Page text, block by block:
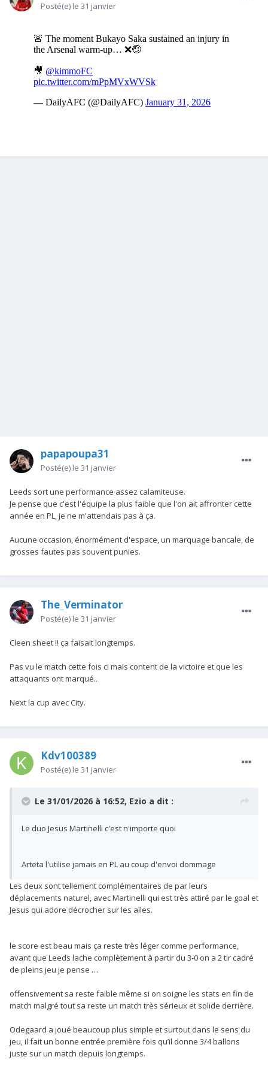
Posté(e) le 31 janvier
papapoupa31
Posté(e) le 31 janvier
Leeds sort une performance assez calamiteuse.
Je pense que c'est l'équipe la plus faible que l'on ait affronter cette
année en PL, je ne m'attendais pas à ça.
Aucune occasion, énormément d'espace, un marquage bancale, de
grosses fautes pas souvent punies.
The_Verminator
Posté(e) le 31 janvier
Cleen sheet !! ça faisait longtemps.
Pas vu le match cette fois ci mais content de la victoire et que les
attaquants ont marqué..
Next la cup avec City.
Kdv100389
Posté(e) le 31 janvier
Le 31/01/2026 à 16:52, Ezio a dit :
Le duo Jesus Martinelli c'est n'importe quoi
Arteta l'utilise jamais en PL au coup d'envoi dommage
Les deux sont tellement complémentaires de par leurs
déplacements naturel, avec Martinelli qui est très attiré par le goal et
Jesus qui adore décrocher sur les ailes.
le score est beau mais ça reste très léger comme performance,
avant que Leeds lache complètement à partir du 3-0 on a 2 tir cadré
de pleins jeu je pense …
offensivement sa reste faible même si on soigne les stats en fin de
match malgré tout sa reste un match très sérieux et solide derrière.
Odegaard a joué beaucoup plus simple et surtout dans le sens du
jeu, il fait un bonne entrée première fois qu’il donne 3/4 ballons
juste sur un match depuis longtemps.